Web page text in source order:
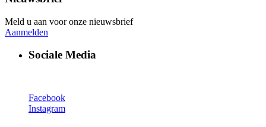
Meld u aan voor onze nieuwsbrief
Aanmelden
Sociale Media
Facebook
Instagram